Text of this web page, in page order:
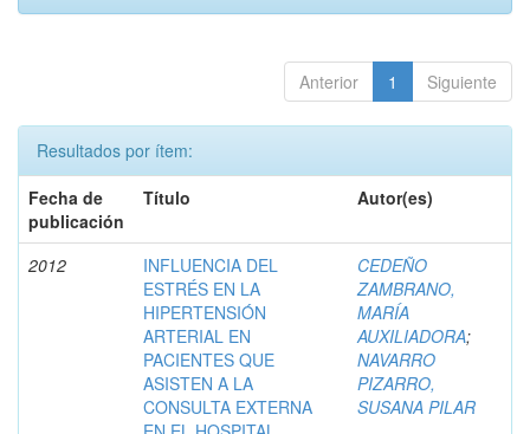
Anterior 1 Siguiente
Resultados por ítem:
Fecha de
publicación
Título Autor(es)
2012
INFLUENCIA DEL
ESTRÉS EN LA
HIPERTENSIÓN
ARTERIAL EN
PACIENTES QUE
ASISTEN A LA
CONSULTA EXTERNA
CEDEÑO
ZAMBRANO,
MARÍA
AUXILIADORA;
NAVARRO
PIZARRO,
SUSANA PILAR